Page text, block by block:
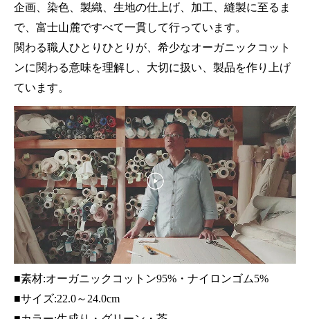
企画、染色、製織、生地の仕上げ、加工、縫製に至るま
で、富士山麓ですべて一貫して行っています。
関わる職人ひとりひとりが、希少なオーガニックコット
ンに関わる意味を理解し、大切に扱い、製品を作り上げ
ています。
■素材:オーガニックコットン95%・ナイロンゴム5%
■サイズ:22.0～24.0cm